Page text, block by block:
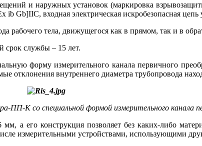
и наружных установок (маркировка
Gb]IIС, входная электрическая искробезопасная цепь
рабочего те­ла, движущегося как в прямом, так и в
срок службы – 15 лет.
форму измерительного канала первичного
отклонения внутреннего диаметра трубопровода
К со специальной формой измерительного канала
его конструкция позволяет без каких-либо
измерительными устройствами, использующими